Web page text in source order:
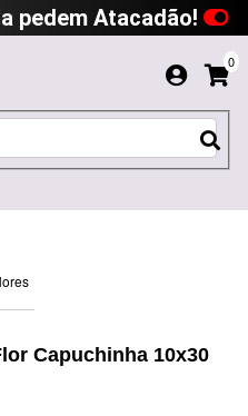
pedem Atacadão!
0
Capuchinha 10x30